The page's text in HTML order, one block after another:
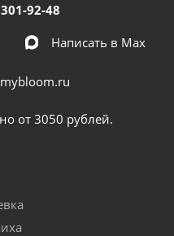
92-48
Написать в Мах
от 3050 рублей.